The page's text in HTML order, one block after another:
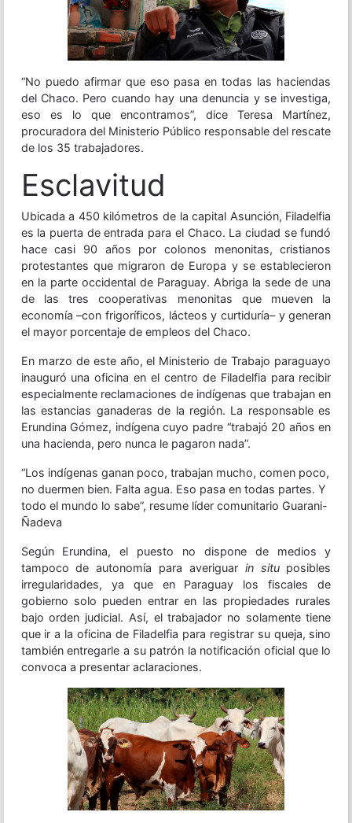
“No puedo afirmar que eso pasa en todas las haciendas
del Chaco. Pero cuando hay una denuncia y se investiga,
eso es lo que encontramos”, dice Teresa Martínez,
procuradora del Ministerio Público responsable del rescate
de los 35 trabajadores.
Esclavitud
Ubicada a 450 kilómetros de la capital Asunción, Filadelfia
es la puerta de entrada para el Chaco. La ciudad se fundó
hace casi 90 años por colonos menonitas, cristianos
protestantes que migraron de Europa y se establecieron
en la parte occidental de Paraguay. Abriga la sede de una
de las tres cooperativas menonitas que mueven la
economía –con frigoríficos, lácteos y curtiduría– y generan
el mayor porcentaje de empleos del Chaco.
En marzo de este año, el Ministerio de Trabajo paraguayo
inauguró una oficina en el centro de Filadelfia para recibir
especialmente reclamaciones de indígenas que trabajan en
las estancias ganaderas de la región. La responsable es
Erundina Gómez, indígena cuyo padre “trabajó 20 años en
una hacienda, pero nunca le pagaron nada”.
“Los indígenas ganan poco, trabajan mucho, comen poco,
no duermen bien. Falta agua. Eso pasa en todas partes. Y
todo el mundo lo sabe”, resume líder comunitario Guarani-
Ñadeva
Según Erundina, el puesto no dispone de medios y
tampoco de autonomía para averiguar in situposibles
irregularidades, ya que en Paraguay los fiscales de
gobierno solo pueden entrar en las propiedades rurales
bajo orden judicial. Así, el trabajador no solamente tiene
que ir a la oficina de Filadelfia para registrar su queja, sino
también entregarle a su patrón la notificación oficial que lo
convoca a presentar aclaraciones.